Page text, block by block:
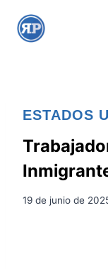
ESTADOS
19 de junio de